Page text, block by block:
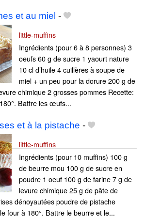
et au miel -
little-muffins
Ingrédients (pour 6 à 8 personnes) 3
oeufs 60 g de sucre 1 yaourt nature
10 cl d’huile 4 cuillères à soupe de
miel + un peu pour la dorure 200 g de
chimique 2 grosses pommes Recette:
Battre les œufs...
et à la pistache -
little-muffins
Ingrédients (pour 10 muffins) 100 g
de beurre mou 100 g de sucre en
poudre 1 oeuf 100 g de farine 7 g de
levure chimique 25 g de pâte de
dénoyautées poudre de pistache
four à 180°. Battre le beurre et le...